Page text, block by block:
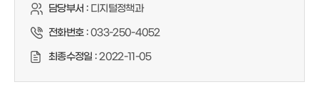
담당부서 :디지털정책과
전화번호 :033-250-4052
최종수정일 :2022-11-05